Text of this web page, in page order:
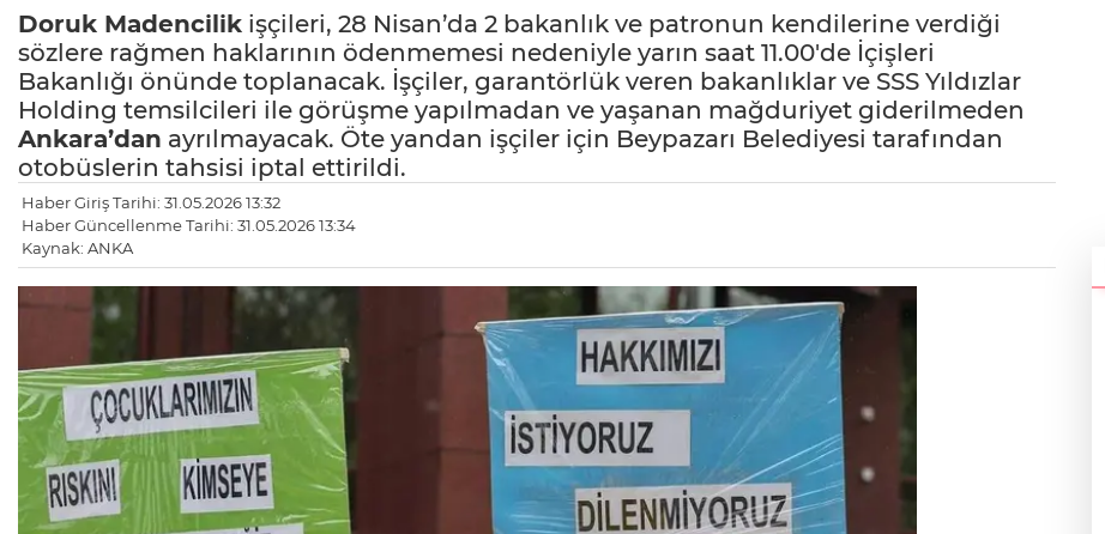
Doruk Madencilik işçileri, 28 Nisan’da 2 bakanlık ve patronun kendilerine verdiği
sözlere rağmen haklarının ödenmemesi nedeniyle yarın saat 11.00'de İçişleri
Bakanlığı önünde toplanacak. İşçiler, garantörlük veren bakanlıklar ve SSS Yıldızlar
Holding temsilcileri ile görüşme yapılmadan ve yaşanan mağduriyet giderilmeden
Ankara’dan ayrılmayacak. Öte yandan işçiler için Beypazarı Belediyesi tarafından
otobüslerin tahsisi iptal ettirildi.
Haber Giriş Tarihi: 31.05.2026 13:32
Haber Güncellenme Tarihi: 31.05.2026 13:34
Kaynak: ANKA